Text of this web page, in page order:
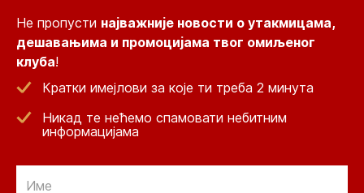
Не пропусти најважније новости о утакмицама,
дешавањима и промоцијама твог омиљеног
клуба!
Кратки имејлови за које ти треба 2 минута
Никад те нећемо спамовати небитним
информацијама